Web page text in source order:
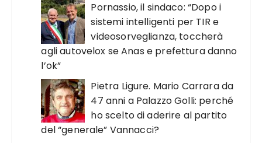
Pornassio, il sindaco: “Dopo i
sistemi intelligenti per TIR e
videosorveglianza, toccherà
agli autovelox se Anas e prefettura danno
l’ok”
Pietra Ligure. Mario Carrara da
47 anni a Palazzo Golli: perché
ho scelto di aderire al partito
del “generale” Vannacci?